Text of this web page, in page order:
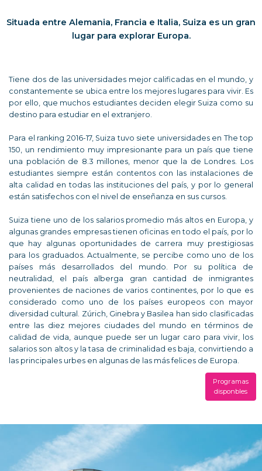
Situada entre Alemania, Francia e Italia, Suiza es un gran
lugar para explorar Europa.
Tiene dos de las universidades mejor calificadas en el mundo, y
constantemente se ubica entre los mejores lugares para vivir. Es
por ello, que muchos estudiantes deciden elegir Suiza como su
destino para estudiar en el extranjero.
Para el ranking 2016-17, Suiza tuvo siete universidades en The top
150, un rendimiento muy impresionante para un país que tiene
una población de 8.3 millones, menor que la de Londres. Los
estudiantes siempre están contentos con las instalaciones de
alta calidad en todas las instituciones del país, y por lo general
están satisfechos con el nivel de enseñanza en sus cursos.
Suiza tiene uno de los salarios promedio más altos en Europa, y
algunas grandes empresas tienen oficinas en todo el país, por lo
que hay algunas oportunidades de carrera muy prestigiosas
para los graduados. Actualmente, se percibe como uno de los
países más desarrollados del mundo. Por su política de
neutralidad, el país alberga gran cantidad de inmigrantes
provenientes de naciones de varios continentes, por lo que es
considerado como uno de los países europeos con mayor
diversidad cultural. Zúrich, Ginebra y Basilea han sido clasificadas
entre las diez mejores ciudades del mundo en términos de
calidad de vida, aunque puede ser un lugar caro para vivir, los
salarios son altos y la tasa de criminalidad es baja, convirtiendo a
las principales urbes en algunas de las más felices de Europa.
Programas
disponbles